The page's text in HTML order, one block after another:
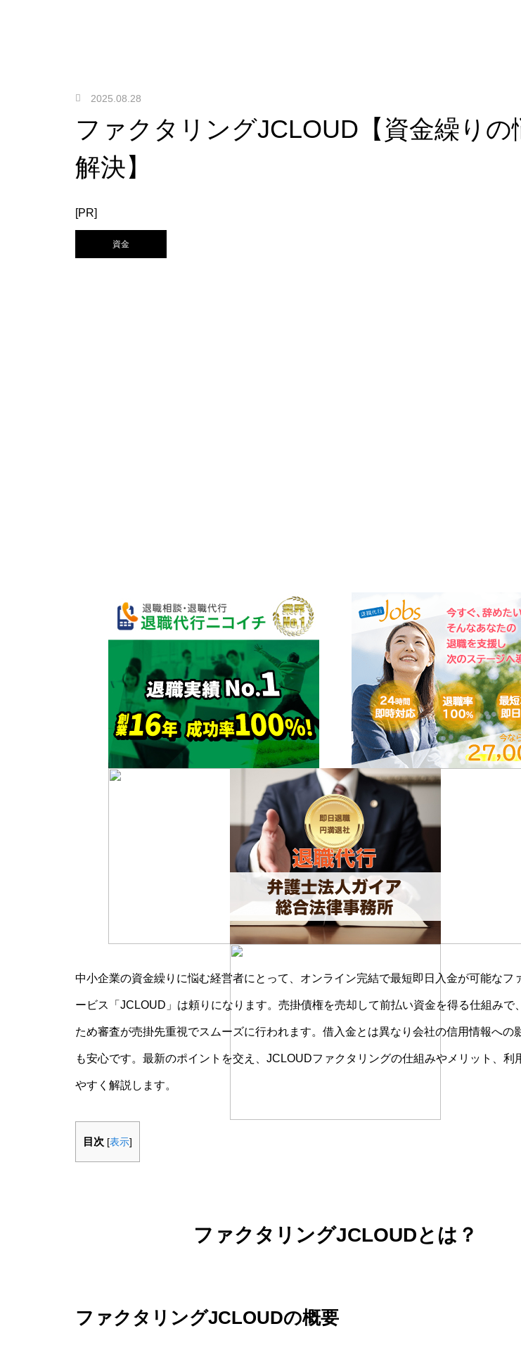
2025.08.28
ファクタリングJCLOUD【資金繰りの
解決】
[PR]
資金
中小企業の資金繰りに悩む経営者にとって、オンライン完結で最短即日入金が可能なフ
ービス「JCLOUD」は頼りになります。売掛債権を売却して前払い資金を得る仕組みで
ため審査が売掛先重視でスムーズに行われます。借入金とは異なり会社の信用情報への
も安心です。最新のポイントを交え、JCLOUDファクタリングの仕組みやメリット、利
やすく解説します。
目次 [表示]
ファクタリングJCLOUDとは？
ファクタリングJCLOUDの概要